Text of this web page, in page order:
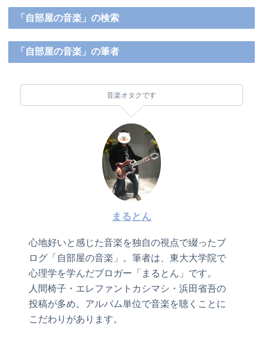
「自部屋の音楽」の検索
「自部屋の音楽」の筆者
音楽オタクです
まるとん
心地好いと感じた音楽を独自の視点で綴ったブ
ログ「自部屋の音楽」。筆者は、東大大学院で
心理学を学んだブロガー「まるとん」です。
人間椅子・エレファントカシマシ・浜田省吾の
投稿が多め。アルバム単位で音楽を聴くことに
こだわりがあります。